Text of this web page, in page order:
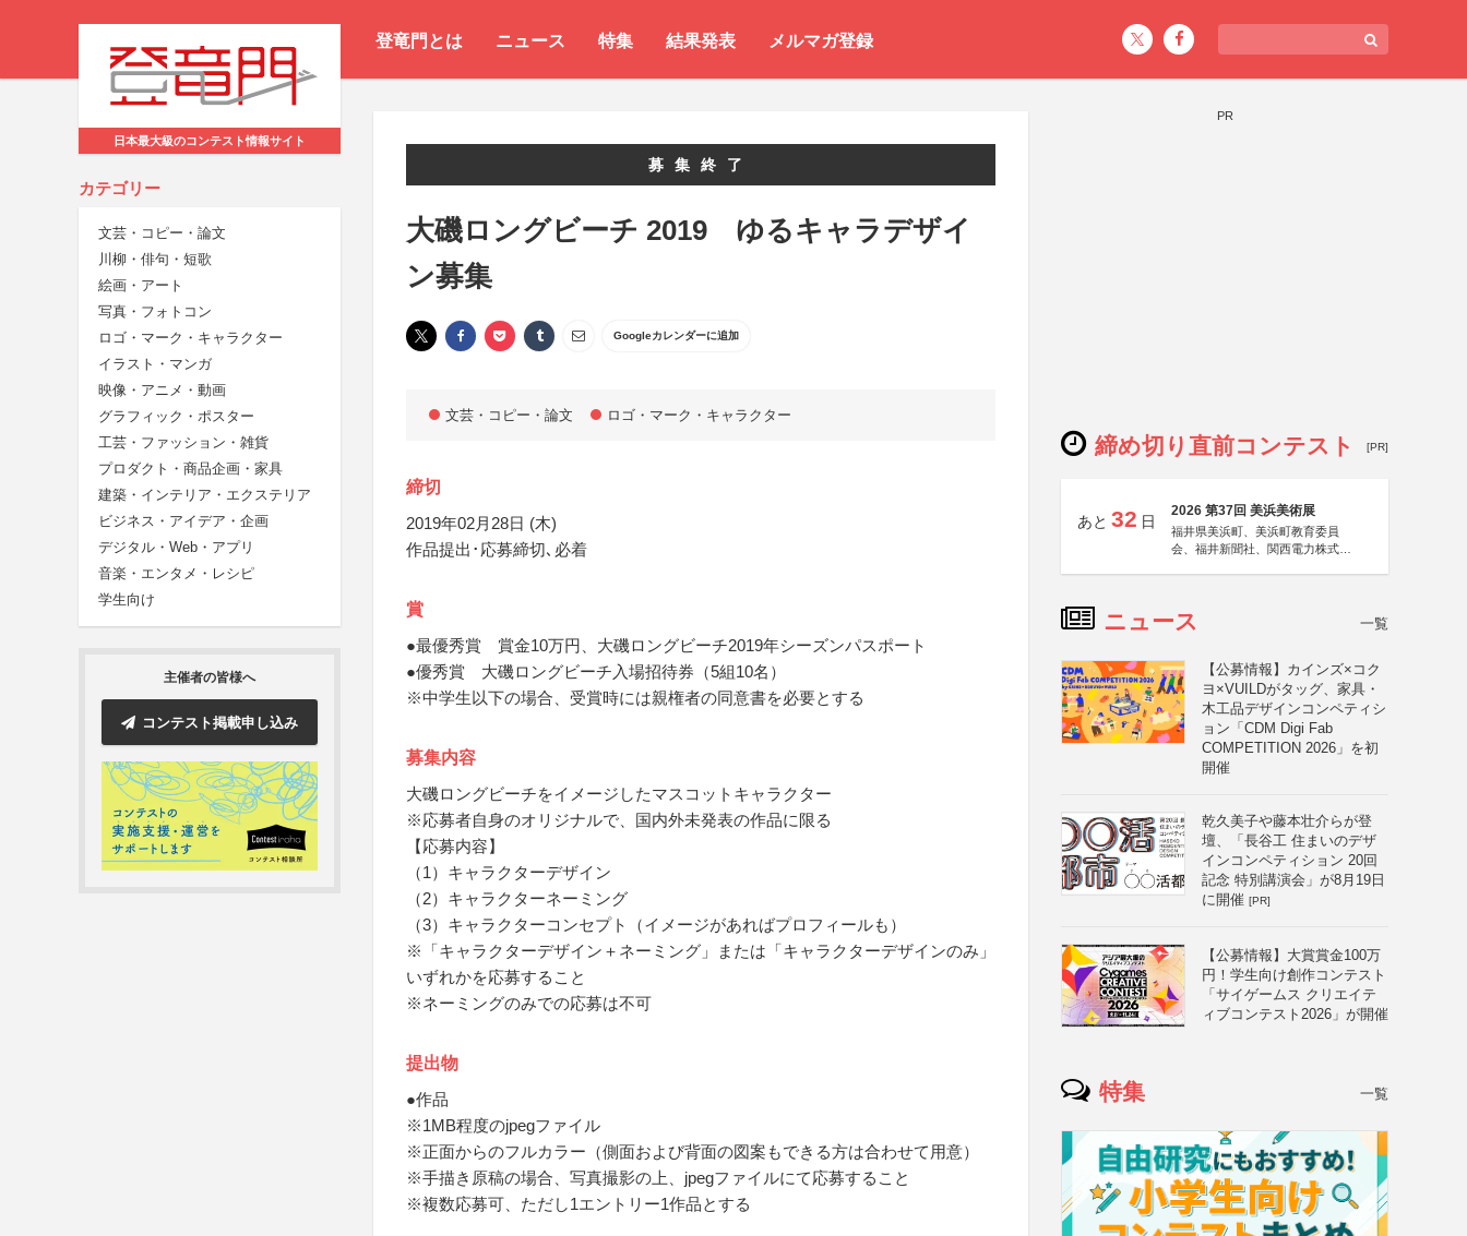
登竜門とは ニュース 特集 結果発表 メルマガ登録
日本最大級のコンテスト情報サイト
カテゴリー
文芸・コピー・論文
川柳・俳句・短歌
絵画・アート
写真・フォトコン
ロゴ・マーク・キャラクター
イラスト・マンガ
映像・アニメ・動画
グラフィック・ポスター
工芸・ファッション・雑貨
プロダクト・商品企画・家具
建築・インテリア・エクステリア
ビジネス・アイデア・企画
デジタル・Web・アプリ
音楽・エンタメ・レシピ
学生向け
主催者の皆様へ
コンテスト掲載申し込み
募集終了
大磯ロングビーチ 2019 ゆるキャラデザイ
ン募集
Googleカレンダーに追加
文芸・コピー・論文 ロゴ・マーク・キャラクター
締切
2019年02月28日 (木)
作品提出･応募締切､必着
賞
●最優秀賞 賞金10万円、大磯ロングビーチ2019年シーズンパスポート
●優秀賞 大磯ロングビーチ入場招待券（5組10名）
※中学生以下の場合、受賞時には親権者の同意書を必要とする
募集内容
大磯ロングビーチをイメージしたマスコットキャラクター
※応募者自身のオリジナルで、国内外未発表の作品に限る
【応募内容】
（1）キャラクターデザイン
（2）キャラクターネーミング
（3）キャラクターコンセプト（イメージがあればプロフィールも）
※「キャラクターデザイン＋ネーミング」または「キャラクターデザインのみ」
いずれかを応募すること
※ネーミングのみでの応募は不可
提出物
●作品
※1MB程度のjpegファイル
※正面からのフルカラー（側面および背面の図案もできる方は合わせて用意）
※手描き原稿の場合、写真撮影の上、jpegファイルにて応募すること
※複数応募可、ただし1エントリー1作品とする
PR
締め切り直前コンテスト [PR]
あと 32 日
2026 第37回 美浜美術展
福井県美浜町、美浜町教育委員
会、福井新聞社、関西電力株式会
ニュース 一覧
【公募情報】カインズ×コク
ヨ×VUILDがタッグ、家具・
木工品デザインコンペティシ
ョン「CDM Digi Fab
COMPETITION 2026」を初
開催
乾久美子や藤本壮介らが登
壇、「長谷工 住まいのデザ
インコンペティション 20回
記念 特別講演会」が8月19日
に開催 [PR]
【公募情報】大賞賞金100万
円！学生向け創作コンテスト
「サイゲームス クリエイテ
ィブコンテスト2026」が開催
特集 一覧